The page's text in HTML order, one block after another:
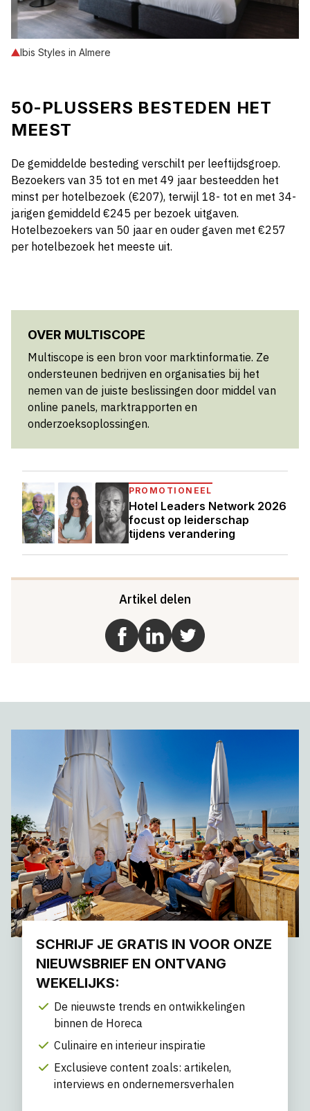
Ibis Styles in Almere
50-PLUSSERS BESTEDEN HET
MEEST
De gemiddelde besteding verschilt per leeftijdsgroep.
Bezoekers van 35 tot en met 49 jaar besteedden het
minst per hotelbezoek (€207), terwijl 18- tot en met 34-
jarigen gemiddeld €245 per bezoek uitgaven.
Hotelbezoekers van 50 jaar en ouder gaven met €257
per hotelbezoek het meeste uit.
OVER MULTISCOPE
Multiscope is een bron voor marktinformatie. Ze
ondersteunen bedrijven en organisaties bij het
nemen van de juiste beslissingen door middel van
online panels, marktrapporten en
onderzoeksoplossingen.
PROMOTIONEEL
Hotel Leaders Network 2026
focust op leiderschap
tijdens verandering
Artikel delen
SCHRIJF JE GRATIS IN VOOR ONZE
NIEUWSBRIEF EN ONTVANG
WEKELIJKS:
De nieuwste trends en ontwikkelingen
binnen de Horeca
Culinaire en interieur inspiratie
Exclusieve content zoals: artikelen,
interviews en ondernemersverhalen